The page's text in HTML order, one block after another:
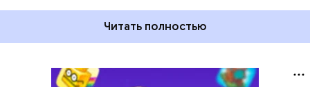
Читать полностью